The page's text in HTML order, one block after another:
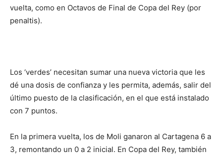
vuelta, como en Octavos de Final de Copa del Rey (por
penaltis).
Los ‘verdes’ necesitan sumar una nueva victoria que les
dé una dosis de confianza y les permita, además, salir del
último puesto de la clasificación, en el que está instalado
con 7 puntos.
En la primera vuelta, los de Moli ganaron al Cartagena 6 a
3, remontando un 0 a 2 inicial. En Copa del Rey, también